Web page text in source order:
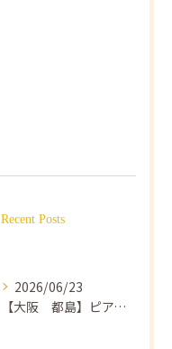
Recent Posts
2026/06/23
【大阪 都島】ピアノ教室ならNAOMIミュージックスクール ピアノ講師 佐々木唯先生のコンサートのご案内🎵